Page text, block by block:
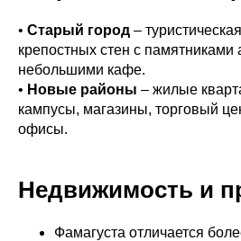
• Старый город –
крепостных стен с памятниками
небольшими кафе.
• Новые районы – жилые
кампусы, магазины, торговый
офисы.
Недвижимость и
Фамагуста отличается